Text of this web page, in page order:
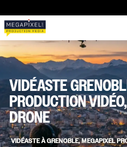
VIDÉASTE
PRODUCTION
DRONE
VIDÉASTE À GRENOBLE, MEGAPIXEL